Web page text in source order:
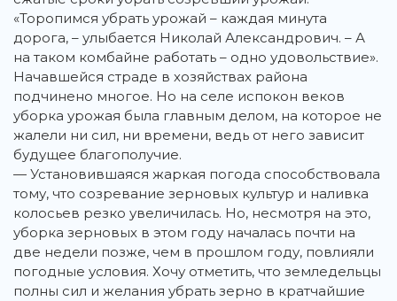
«Торопимся убрать урожай – каждая минута
дорога, – улыбается Николай Александрович. – А
на таком комбайне работать – одно удовольствие».
Начавшейся страде в хозяйствах района
подчинено многое. Но на селе испокон веков
уборка урожая была главным делом, на которое не
жалели ни сил, ни времени, ведь от него зависит
будущее благополучие.
— Установившаяся жаркая погода способствовала
тому, что созревание зерновых культур и наливка
колосьев резко увеличилась. Но, несмотря на это,
уборка зерновых в этом году началась почти на
две недели позже, чем в прошлом году, повлияли
погодные условия. Хочу отметить, что земледельцы
полны сил и желания убрать зерно в кратчайшие